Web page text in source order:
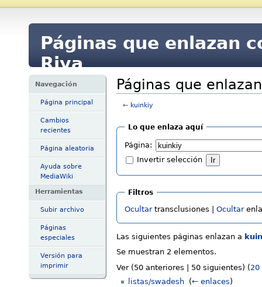
Páginas que enlazan
Riya
Navegación
Página principal
Cambios
recientes
Página aleatoria
Ayuda sobre
MediaWiki
Herramientas
Subir archivo
Páginas
especiales
Versión para
imprimir
Páginas que
← kuinkiy
Lo que enlaza aquí
Página:
Invertir selección
Filtros
Ocultartransclusiones | Ocultar
Las siguientes páginas enlazan a
Se muestran 2 elementos.
Ver (50 anteriores | 50 siguientes) (20
listas/swadesh (← enlaces)